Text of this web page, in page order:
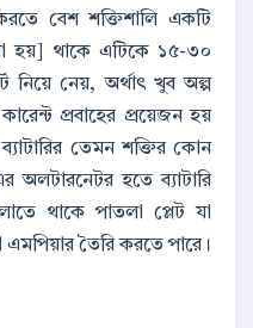
করতে বেশ শক্তিশালি একটি
হয়] থাকে এটিকে ১৫-৩০
নিয়ে নেয়, অর্থাৎ খুব অল্প
প্রবাহের প্রয়েজন হয়
তেমন শক্তির কোন
অলটারনেটর হতে ব্যাটারি
থাকে পাতলা প্লেট যা
এমপিয়ার তৈরি করতে পারে।